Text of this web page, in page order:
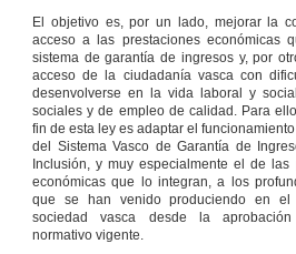
Valoración inicial de
situación y de
necesidades.
Artículo 113
Valoración y
diagnóstico social.
Artículo 114
Diagnóstico
personal sobre
empleabilidad.
CAPÍTULO
PROGRAMA
El objetivo es, por un lado, mejorar la
acceso a las prestaciones económicas
sistema de garantía de ingresos y, por
acceso de la ciudadanía vasca con
desenvolverse en la vida laboral y
sociales y de empleo de calidad. Para
fin de esta ley es adaptar el
del Sistema Vasco de Garantía de
Inclusión, y muy especialmente el de las
económicas que lo integran, a los
que se han venido produciendo en
sociedad vasca desde la
normativo vigente.